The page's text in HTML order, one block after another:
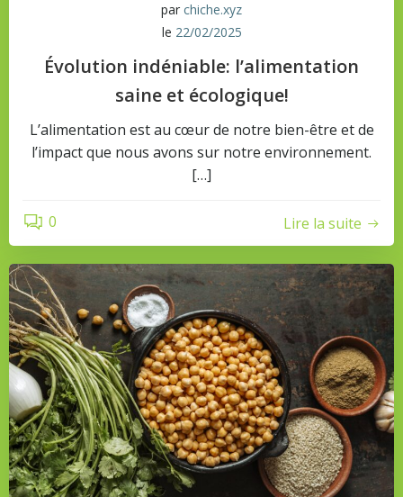
par chiche.xyz
le 22/02/2025
Évolution indéniable: l’alimentation
saine et écologique!
L’alimentation est au cœur de notre bien-être et de
l’impact que nous avons sur notre environnement.
[…]
0 Lire la suite